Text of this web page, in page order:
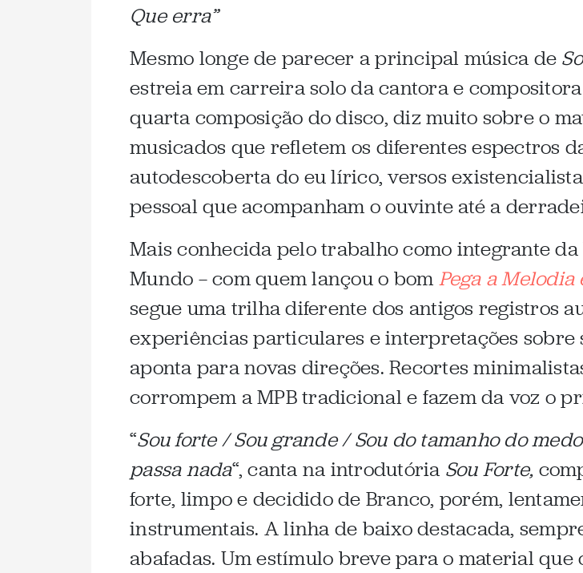
Que erra”
Mesmo longe de parecer a principal música de
estreia em carreira solo da cantora e
quarta composição do disco, diz muito sobre o
musicados que refletem os diferentes espectros
autodescoberta do eu lírico, versos
pessoal que acompanham o ouvinte até a
Mais conhecida pelo trabalho como integrante
Mundo — com quem lançou o bom Pega a Melodia
segue uma trilha diferente dos antigos registros
experiências particulares e interpretações sobre
aponta para novas direções. Recortes
corrompem a MPB tradicional e fazem da voz o
“Sou forte / Sou grande / Sou do tamanho do
passa nada“, canta na introdutória Sou Forte,
forte, limpo e decidido de Branco, porém,
instrumentais. A linha de baixo destacada,
abafadas. Um estímulo breve para o material que